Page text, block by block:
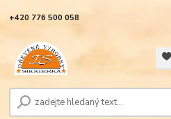
+420 776 500 058